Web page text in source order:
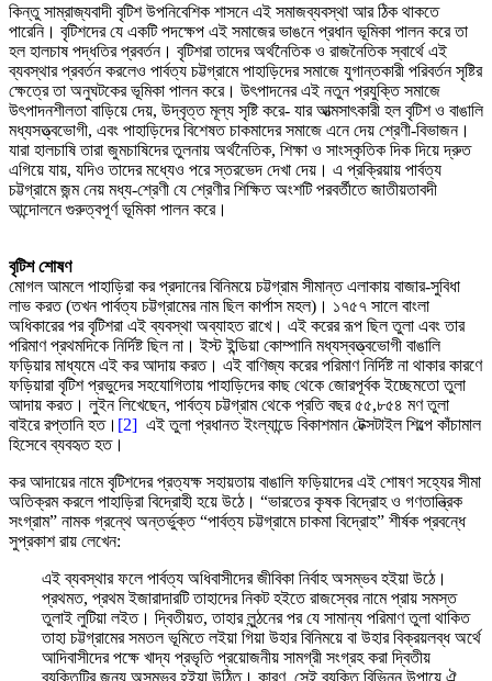
কিন্তু সাম্রাজ্যবাদী বৃটিশ উপনিবেশিক শাসনে এই সমাজব্যবস্থা আর ঠিক থাকতে
পারেনি। বৃটিশদের যে একটি পদক্ষেপ এই সমাজের ভাঙনে প্রধান ভূমিকা পালন করে তা
হল হালচাষ পদ্ধতির প্রবর্তন। বৃটিশরা তাদের অর্থনৈতিক ও রাজনৈতিক স্বার্থে এই
ব্যবস্থার প্রবর্তন করলেও পার্বত্য চট্টগ্রামে পাহাড়িদের সমাজে যুগান্তকারী পরিবর্তন সৃষ্টির
ক্ষেত্রে তা অনুঘটকের ভূমিকা পালন করে। উৎপাদনের এই নতুন প্রযুক্তি সমাজে
উৎপাদনশীলতা বাড়িয়ে দেয়, উদ্বৃত্ত মূল্য সৃষ্টি করে- যার আত্মসাৎকারী হল বৃটিশ ও বাঙালি
মধ্যসত্ত্বভোগী, এবং পাহাড়িদের বিশেষত চাকমাদের সমাজে এনে দেয় শ্রেণী-বিভাজন।
যারা হালচাষি তারা জুমচাষিদের তুলনায় অর্থনৈতিক, শিক্ষা ও সাংস্কৃতিক দিক দিয়ে দ্রুত
এগিয়ে যায়, যদিও তাদের মধ্যেও পরে স্তরভেদ দেখা দেয়। এ প্রক্রিয়ায় পার্বত্য
চট্টগ্রামে জন্ম নেয় মধ্য-শ্রেণী যে শ্রেণীর শিক্ষিত অংশটি পরবর্তীতে জাতীয়তাবদী
আন্দোলনে গুরুত্বপূর্ণ ভূমিকা পালন করে।
বৃটিশ শোষণ
মোগল আমলে পাহাড়িরা কর প্রদানের বিনিময়ে চট্টগ্রাম সীমান্ত এলাকায় বাজার-সুবিধা
লাভ করত (তখন পার্বত্য চট্টগ্রামের নাম ছিল কার্পাস মহল)। ১৭৫৭ সালে বাংলা
অধিকারের পর বৃটিশরা এই ব্যবস্থা অব্যাহত রাখে। এই করের রূপ ছিল তুলা এবং তার
পরিমাণ প্রথমদিকে নির্দিষ্ট ছিল না। ইস্ট ইন্ডিয়া কোম্পানি মধ্যস্বত্ত্বভোগী বাঙালি
ফড়িয়ার মাধ্যমে এই কর আদায় করত। এই বাণিজ্য করের পরিমাণ নির্দিষ্ট না থাকার কারণে
ফড়িয়ারা বৃটিশ প্রভুদের সহযোগিতায় পাহাড়িদের কাছ থেকে জোরপূর্বক ইচ্ছেমতো তুলা
আদায় করত। লুইন লিখেছেন, পার্বত্য চট্টগ্রাম থেকে প্রতি বছর ৫৫,৮৫৪ মণ তুলা
বাইরে রপ্তানি হত। [2] এই তুলা প্রধানত ইংল্যান্ডে বিকাশমান টেক্সটাইল শিল্পে কাঁচামাল
হিসেবে ব্যবহৃত হত।
কর আদায়ের নামে বৃটিশদের প্রত্যক্ষ সহায়তায় বাঙালি ফড়িয়াদের এই শোষণ সহ্যের সীমা
অতিক্রম করলে পাহাড়িরা বিদ্রোহী হয়ে উঠে। “ভারতের কৃষক বিদ্রোহ ও গণতান্ত্রিক
সংগ্রাম” নামক গ্রন্থে অন্তর্ভুক্ত “পার্বত্য চট্টগ্রামে চাকমা বিদ্রোহ” শীর্ষক প্রবন্ধে
সুপ্রকাশ রায় লেখেন:
এই ব্যবস্থার ফলে পার্বত্য অধিবাসীদের জীবিকা নির্বাহ অসম্ভব হইয়া উঠে।
প্রথমত, প্রথম ইজারাদারটি তাহাদের নিকট হইতে রাজস্বের নামে প্রায় সমস্ত
তুলাই লুটিয়া লইত। দ্বিতীয়ত, তাহার লুন্ঠনের পর যে সামান্য পরিমাণ তুলা থাকিত
তাহা চট্টগ্রামের সমতল ভূমিতে লইয়া গিয়া উহার বিনিময়ে বা উহার বিক্রয়লব্ধ অর্থে
আদিবাসীদের পক্ষে খাদ্য প্রভৃতি প্রয়োজনীয় সামগ্রী সংগ্রহ করা দ্বিতীয়
ব্যক্তিটির জন্য অসম্ভব হইয়া উঠিত। কারণ, সেই ব্যক্তি বিভিন্ন উপায়ে ঐ